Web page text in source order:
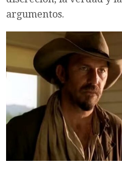
argumentos.